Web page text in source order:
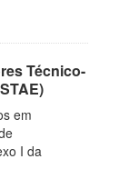
Técnico-
em
I da